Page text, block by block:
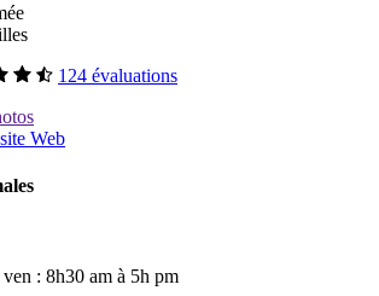
124 évaluations
Web
: 8h30 am à 5h pm